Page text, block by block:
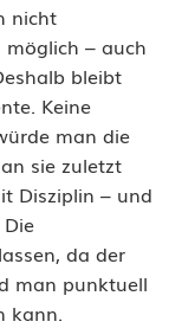
nicht
möglich – auch
bleibt
Keine
man die
sie zuletzt
Disziplin – und
da der
man punktuell
kann.